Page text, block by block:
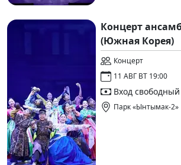
Концерт
(Южная Корея)
Концерт
11 АВГ ВТ 19:00
Вход свободный
Парк «Ынтымак-2»